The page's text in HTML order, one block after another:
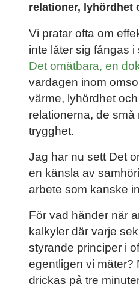
relationer, lyhördhet
Vi pratar ofta om
inte låter sig fångas i
Det omätbara, en
vardagen inom
värme, lyhördhet
relationerna, de
trygghet.
Jag har nu sett Det
en känsla av
arbete som kanske
För vad händer när
kalkyler där varje
styrande principer i
egentligen vi mäter?
drickas på tre